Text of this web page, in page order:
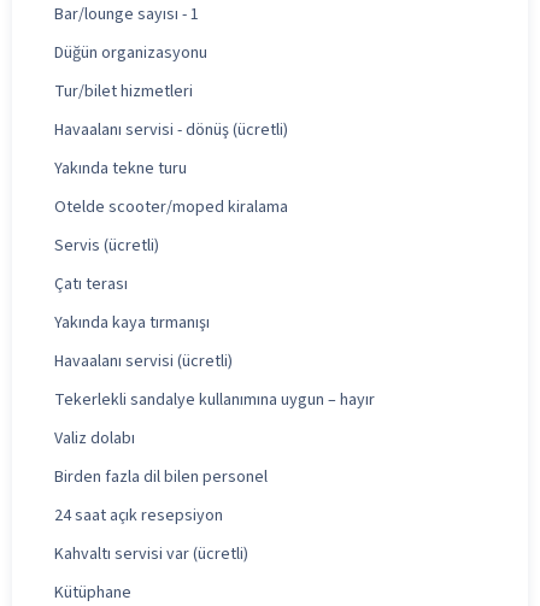
Bar/lounge sayısı - 1
Düğün organizasyonu
Tur/bilet hizmetleri
Havaalanı servisi - dönüş (ücretli)
Yakında tekne turu
Otelde scooter/moped kiralama
Servis (ücretli)
Çatı terası
Yakında kaya tırmanışı
Havaalanı servisi (ücretli)
Tekerlekli sandalye kullanımına uygun – hayır
Valiz dolabı
Birden fazla dil bilen personel
24 saat açık resepsiyon
Kahvaltı servisi var (ücretli)
Kütüphane